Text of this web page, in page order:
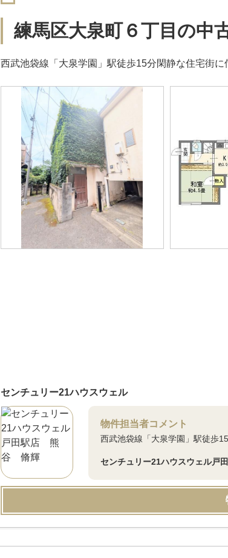
練馬区大泉町６丁目の中
西武池袋線「大泉学園」駅徒歩15分閑静な住宅街に
センチュリー21ハウスウェル
物件担当者コメント
西武池袋線「大泉学園」駅徒歩
センチュリー21ハウスウェル